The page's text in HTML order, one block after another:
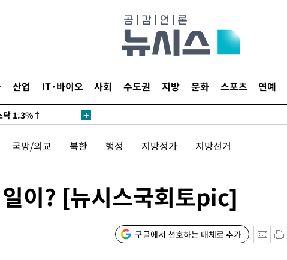
산업 IT·바이오 사회 수도권 지방 문화 스포츠 연예
과 걱정 안겨드려 죄
닥 1.3%↑
㎜ 비
닥 1.3%↑
국방/외교 북한 행정 지방정가 지방선거
이? [뉴시스국회토pic]
구글에서 선호하는 매체로 추가